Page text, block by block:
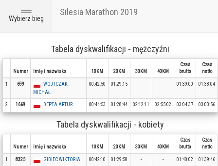
Toggle
navigation
Wybierz bieg
Silesia Marathon 2019
Tabela dyskwalifikacji - mężczyźni
Numer Imię i nazwisko 10KM 20KM 30KM 40KM
Czas
brutto
Czas
netto
1 699
WOJTCZAK
MICHAŁ
00:42:50 01:29:15 - - 01:39:00 01:38:04
2 1669 DEPTA ARTUR 00:44:53 01:28:44 02:12:11 02:55:02 03:04:37 03:03:56
Tabela dyskwalifikacji - kobiety
Numer Imię i nazwisko 10KM 20KM 30KM 40KM
Czas
brutto
Czas
netto
1 8325 GIBIEC WIKTORIA 00:42:10 01:29:58 - - 01:40:02 01:39:46